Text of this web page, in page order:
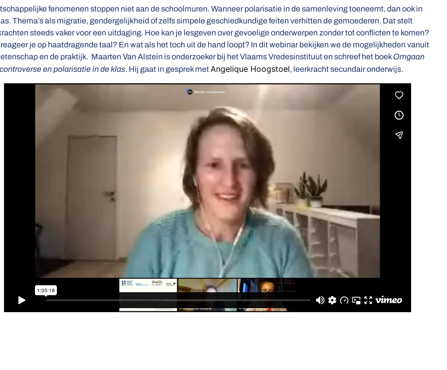
fenomenen stoppen niet aan de schoolmuren. Wanneer polarisatie in de samenleving toeneemt, dan ook in
Thema’s als migratie, gendergelijkheid of zelfs simpele geschiedkundige feiten verhitten de gemoederen. Dat stelt
steeds vaker voor een uitdaging. Hoe kan je lesgeven over gevoelige onderwerpen zonder tot conflicten te komen?
je op haatdragende taal? En wat als het toch uit de hand loopt? In dit webinar bekijken we de mogelijkheden vanuit
en de praktijk. Maarten Van Alstein is onderzoeker bij het Vlaams Vredesinstituut en schreef het boekOmgaan
en polarisatie in de klas. Hij gaat in gesprek metAngelique Hoogstoel, leerkracht secundair onderwijs.